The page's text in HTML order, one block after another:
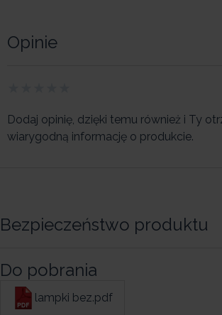
Opinie
Dodaj opinię, dzięki temu również i Ty
wiarygodną informację o produkcie.
Bezpieczeństwo produktu
Do pobrania
lampki bez.pdf